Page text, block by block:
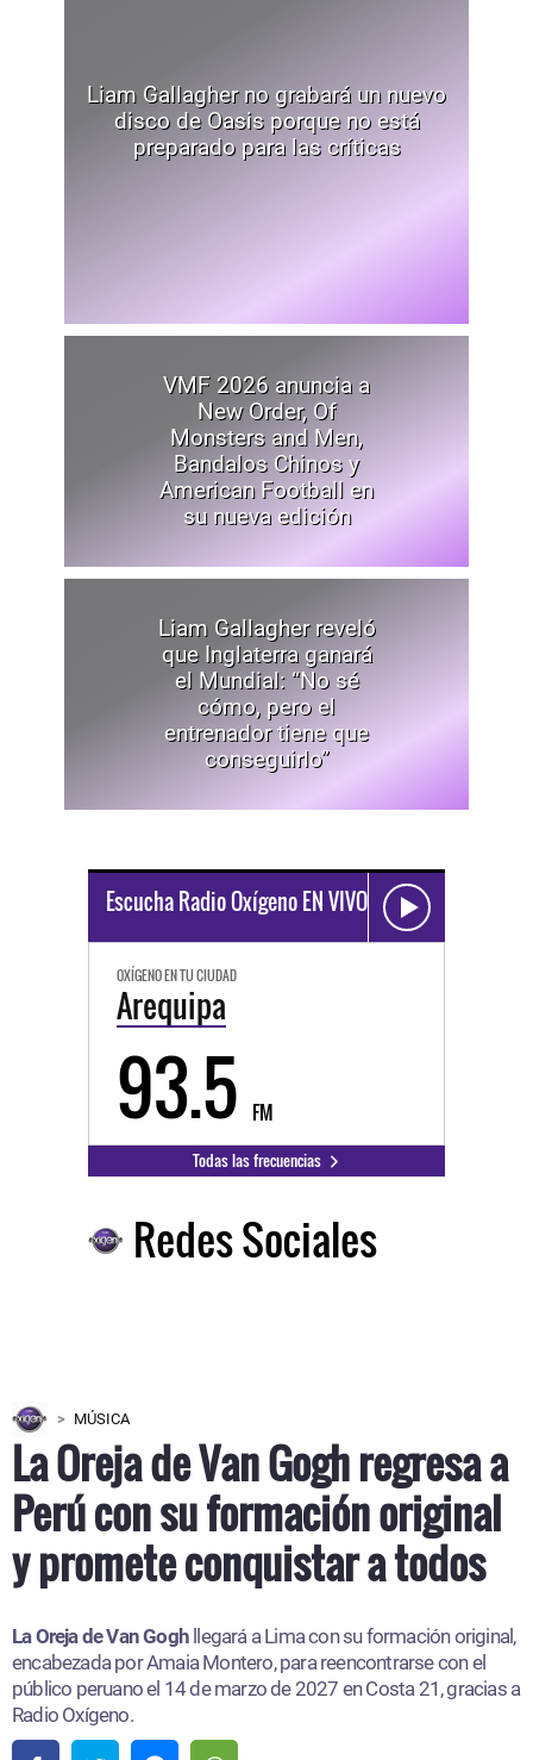
Liam Gallagher no grabará un nuevo
disco de Oasis porque no está
preparado para las críticas
VMF 2026 anuncia a
New Order, Of
Monsters and Men,
Bandalos Chinos y
American Football en
su nueva edición
Liam Gallagher reveló
que Inglaterra ganará
el Mundial: “No sé
cómo, pero el
entrenador tiene que
conseguirlo”
Escucha Radio Oxígeno EN VIVO
OXÍGENO EN TU CIUDAD
Arequipa
93.5 FM
Todas las frecuencias
Redes Sociales
MÚSICA
La Oreja de Van Gogh regresa a
Perú con su formación original
y promete conquistar a todos
La Oreja de Van Gogh llegará a Lima con su formación original,
encabezada por Amaia Montero, para reencontrarse con el
público peruano el 14 de marzo de 2027 en Costa 21, gracias a
Radio Oxígeno.